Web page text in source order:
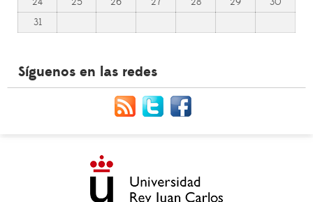
31
Síguenos en las redes